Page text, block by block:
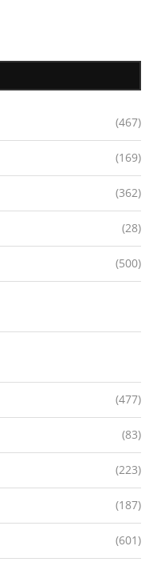
(467)
(169)
(362)
(28)
(500)
(477)
(83)
(223)
(187)
(601)